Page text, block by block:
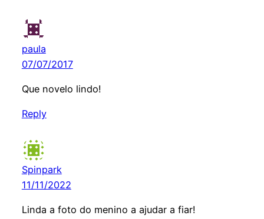
paula
07/07/2017
Que novelo lindo!
Reply
Spinpark
11/11/2022
Linda a foto do menino a ajudar a fiar!